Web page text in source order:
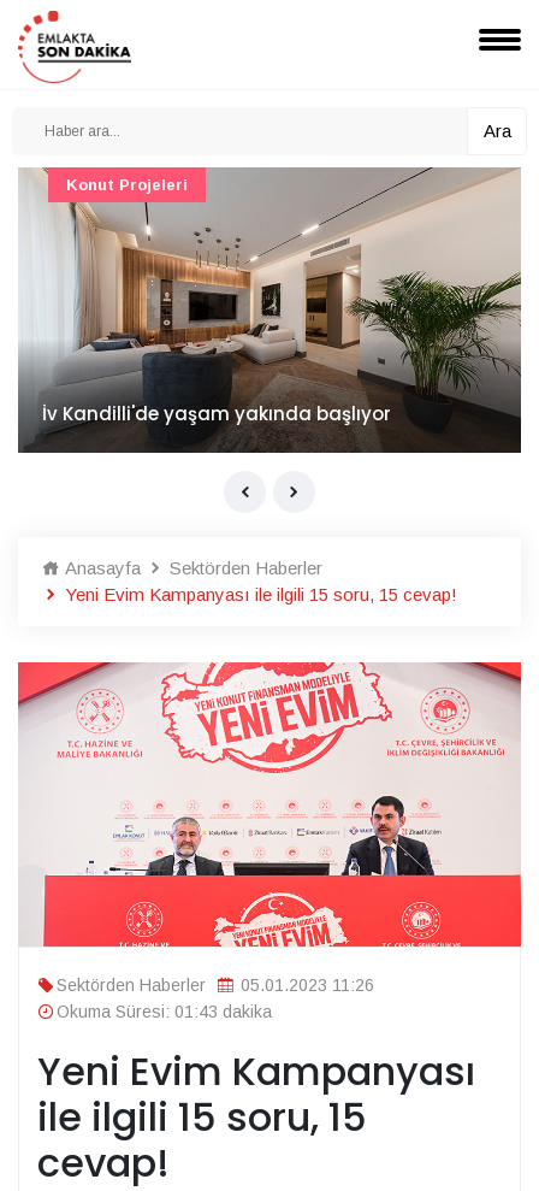
Ara
İv Kandilli'de yaşam yakında başlıyor
Konut Projeleri
Anasayfa
Sektörden Haberler
Yeni Evim Kampanyası ile ilgili 15 soru, 15 cevap!
Sektörden Haberler
05.01.2023 11:26
Okuma Süresi: 01:43 dakika
Yeni Evim Kampanyası
ile ilgili 15 soru, 15
cevap!